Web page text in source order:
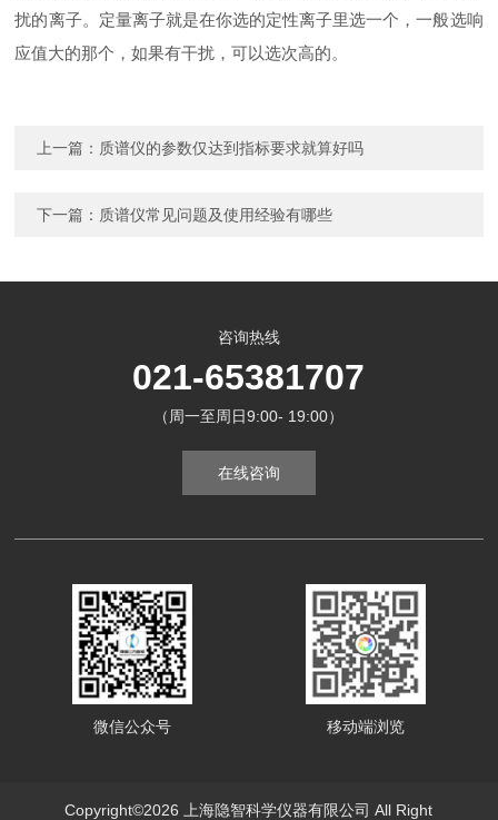
扰的离子。定量离子就是在你选的定性离子里选一个，一般选响
应值大的那个，如果有干扰，可以选次高的。
上一篇： 质谱仪的参数仅达到指标要求就算好吗
下一篇： 质谱仪常见问题及使用经验有哪些
咨询热线
021-65381707
（周一至周日9:00- 19:00）
在线咨询
微信公众号 移动端浏览
Copyright©2026 上海隐智科学仪器有限公司 All Right